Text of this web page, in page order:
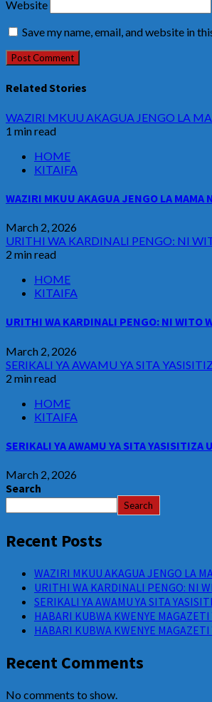
Website
Save my name, email, and website in
Related Stories
WAZIRI MKUU AKAGUA JENGO LA
1 min read
HOME
KITAIFA
WAZIRI MKUU AKAGUA JENGO LA MAMA
March 2, 2026
URITHI WA KARDINALI PENGO: NI
2 min read
HOME
KITAIFA
URITHI WA KARDINALI PENGO: NI WITO
March 2, 2026
SERIKALI YA AWAMU YA SITA
2 min read
HOME
KITAIFA
SERIKALI YA AWAMU YA SITA YASISITIZA
March 2, 2026
Search
Search
Recent Posts
WAZIRI MKUU AKAGUA JENGO LA
URITHI WA KARDINALI PENGO: NI
SERIKALI YA AWAMU YA SITA
HABARI KUBWA KWENYE
HABARI KUBWA KWENYE
Recent Comments
No comments to show.